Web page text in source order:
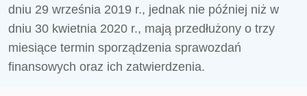
dniu 29 września 2019 r., jednak nie później niż w
dniu 30 kwietnia 2020 r., mają przedłużony o trzy
miesiące termin sporządzenia sprawozdań
finansowych oraz ich zatwierdzenia.